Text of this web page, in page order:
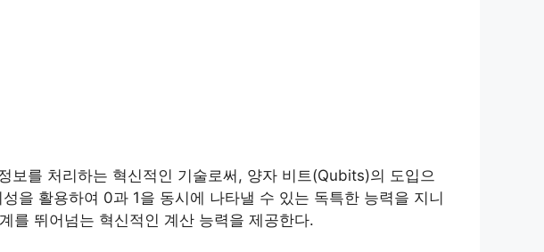
를 처리하는 혁신적인 기술로써, 양자 비트(Qubits)의 도입으
을 활용하여 0과 1을 동시에 나타낼 수 있는 독특한 능력을 지니
를 뛰어넘는 혁신적인 계산 능력을 제공한다.